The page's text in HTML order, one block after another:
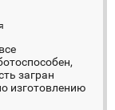
загран
изготовлению